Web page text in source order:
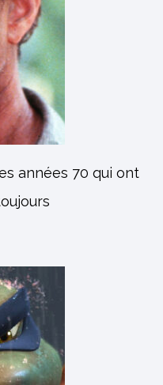
années 70 qui ont